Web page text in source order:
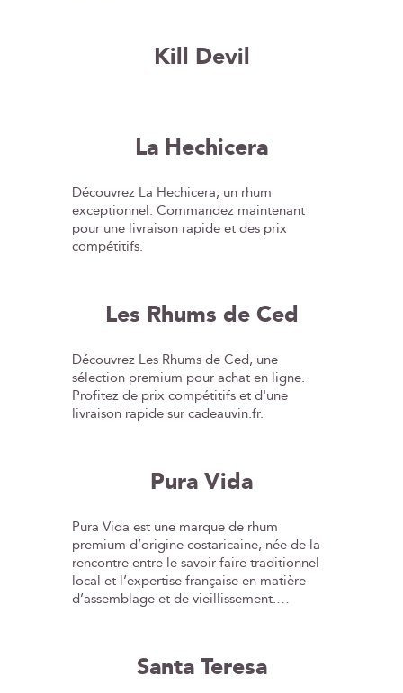
Kill Devil
La Hechicera
Découvrez La Hechicera, un rhum
exceptionnel. Commandez maintenant
pour une livraison rapide et des prix
compétitifs.
Les Rhums de Ced
Découvrez Les Rhums de Ced, une
sélection premium pour achat en ligne.
Profitez de prix compétitifs et d'une
livraison rapide sur cadeauvin.fr.
Pura Vida
Pura Vida est une marque de rhum
premium d’origine costaricaine, née de la
rencontre entre le savoir-faire traditionnel
local et l’expertise française en matière
d’assemblage et de vieillissement.
de mélasse, les rhums Pura Vida expriment
toute la richesse et l’authenticité du terroir
Santa Teresa